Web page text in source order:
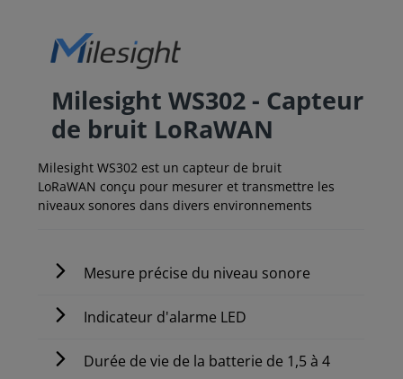
Milesight WS302 - Capteur
de bruit LoRaWAN
Milesight WS302 est un capteur de bruit
LoRaWAN conçu pour mesurer et transmettre les
niveaux sonores dans divers environnements
Mesure précise du niveau sonore
Indicateur d'alarme LED
Durée de vie de la batterie de 1,5 à 4